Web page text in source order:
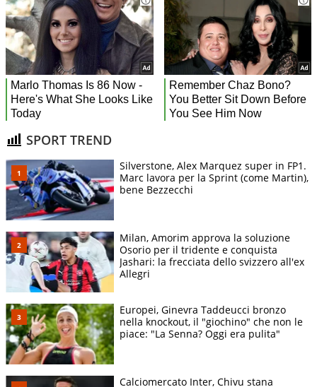
SPORT TREND
Silverstone, Alex Marquez super in FP1.
Marc lavora per la Sprint (come Martin),
bene Bezzecchi
Milan, Amorim approva la soluzione
Osorio per il tridente e conquista
Jashari: la frecciata dello svizzero all'ex
Allegri
Europei, Ginevra Taddeucci bronzo
nella knockout, il "giochino" che non le
piace: "La Senna? Oggi era pulita"
Calciomercato Inter, Chivu stana